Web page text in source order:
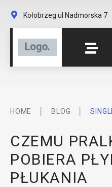
Kołobrzeg ul Nadmorska 7
HOME BLOG
CZEMU
POBIERA
PŁUKANIA